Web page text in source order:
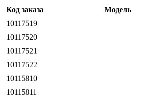
Код заказа Модель
10117519
10117520
10117521
10117522
10115810
10115811